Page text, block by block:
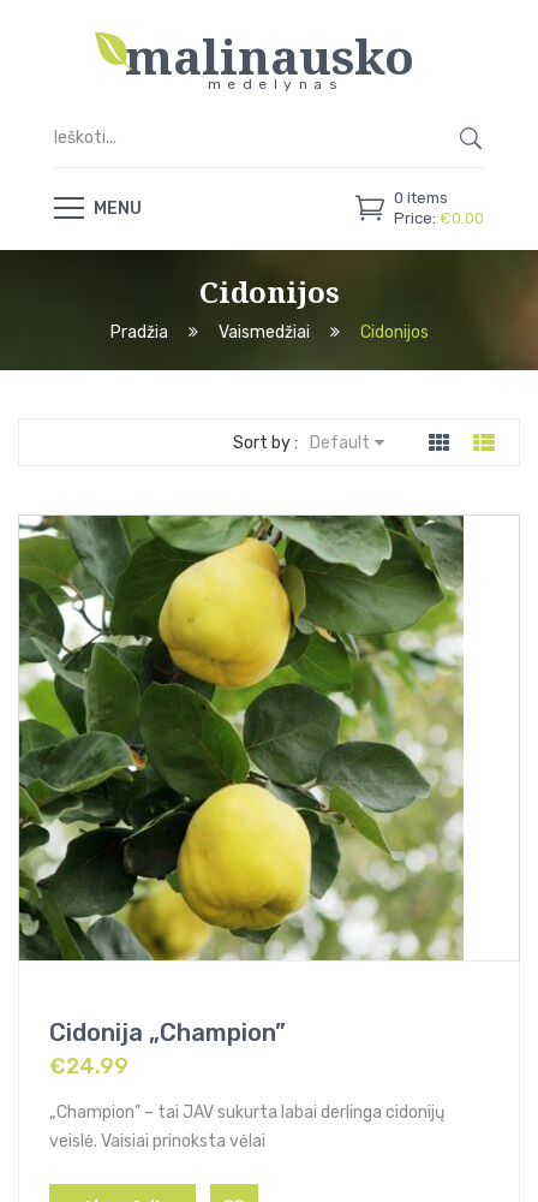
malinausko
medelynas
0 items
Price: €0.00
MENU
Cidonijos
Pradžia Vaismedžiai Cidonijos
Sort by : Default
Cidonija „Champion”
€24.99
„Champion” – tai JAV sukurta labai derlinga cidonijų
veislė. Vaisiai prinoksta vėlai